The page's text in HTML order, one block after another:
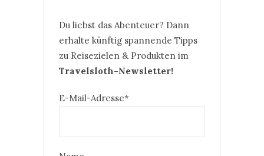
Du liebst das Abenteuer? Dann
erhalte künftig spannende Tipps
zu Reisezielen & Produkten im
Travelsloth-Newsletter!
E-Mail-Adresse*